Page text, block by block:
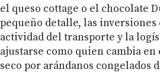
el queso cottage o el chocolate
pequeño detalle, las inversiones
actividad del transporte y la
ajustarse como quien cambia
seco por arándanos congelados